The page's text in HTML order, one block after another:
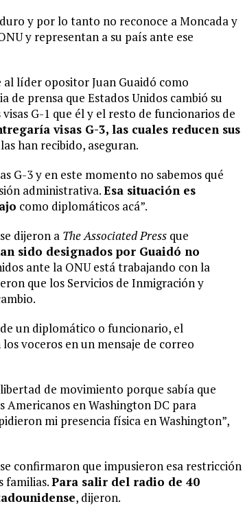
y por lo tanto no reconoce a Moncada y
y representan a su país ante ese
al líder opositor Juan Guaidó como
de prensa que Estados Unidos cambió su
G-1 que él y el resto de funcionarios de
visas G-3, las cuales reducen sus
han recibido, aseguran.
G-3 y en este momento no sabemos qué
administrativa.Esa situación es
como diplomáticos acá”.
dijeron a The Associated Press que
sido designados por Guaidó no
ante la ONU está trabajando con la
que los Servicios de Inmigración y
un diplomático o funcionario, el
voceros en un mensaje de correo
de movimiento porque sabía que
Americanos en Washington DC para
mi presencia física en Washington”,
confirmaron que impusieron esa restricción
familias.Para salir del radio de 40
, dijeron.